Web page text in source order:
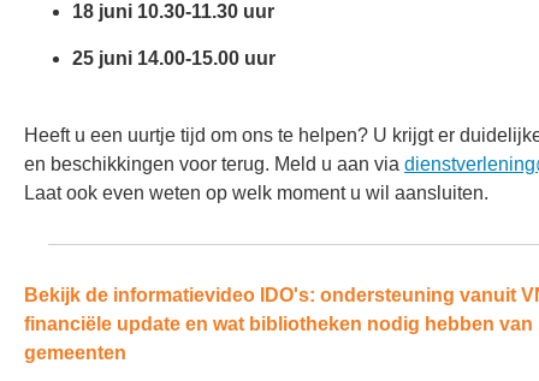
18 juni 10.30-11.30 uur
25 juni 14.00-15.00 uur
Heeft u een uurtje tijd om ons te helpen? U krijgt er
en beschikkingen voor terug. Meld u aan via
Laat ook even weten op welk moment u wil aansluiten.
Bekijk de informatievideo IDO's: ondersteuning vanuit
financiële update en wat bibliotheken nodig hebben van
gemeenten